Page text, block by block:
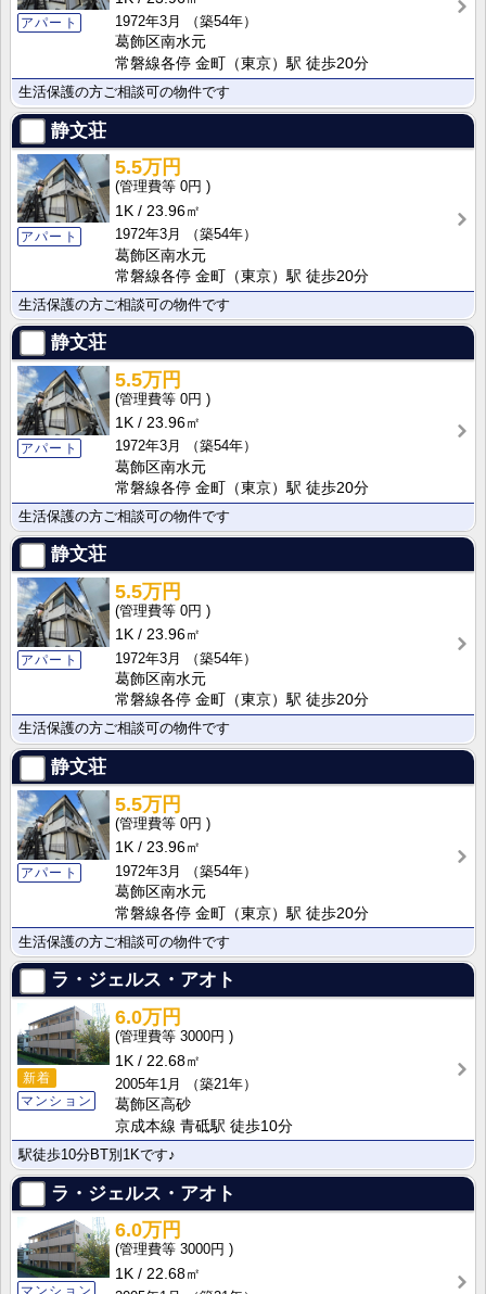
アパート
1972年3月
（築54年）
葛飾区南水元
常磐線各停 金町（東京）駅 徒歩20分
生活保護の方ご相談可の物件です
静文荘
アパート
5.5万円
0円
1K
23.96㎡
1972年3月
（築54年）
葛飾区南水元
常磐線各停 金町（東京）駅 徒歩20分
生活保護の方ご相談可の物件です
静文荘
アパート
5.5万円
0円
1K
23.96㎡
1972年3月
（築54年）
葛飾区南水元
常磐線各停 金町（東京）駅 徒歩20分
生活保護の方ご相談可の物件です
静文荘
アパート
5.5万円
0円
1K
23.96㎡
1972年3月
（築54年）
葛飾区南水元
常磐線各停 金町（東京）駅 徒歩20分
生活保護の方ご相談可の物件です
静文荘
アパート
5.5万円
0円
1K
23.96㎡
1972年3月
（築54年）
葛飾区南水元
常磐線各停 金町（東京）駅 徒歩20分
生活保護の方ご相談可の物件です
ラ・ジェルス・アオト
新着
マンション
6.0万円
3000円
1K
22.68㎡
2005年1月
（築21年）
葛飾区高砂
京成本線 青砥駅 徒歩10分
駅徒歩10分BT別1Kです♪
ラ・ジェルス・アオト
6.0万円
3000円
1K
22.68㎡